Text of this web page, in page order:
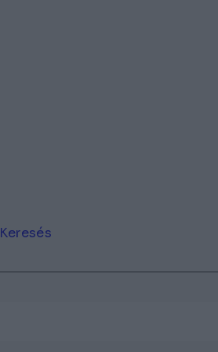
Keresés